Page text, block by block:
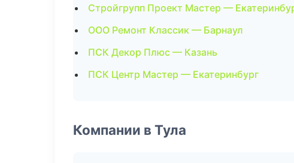
Стройгрупп Проект Мастер —
ООО Ремонт Классик — Барнаул
ПСК Декор Плюс — Казань
ПСК Центр Мастер — Екатеринбург
Компании в Тула